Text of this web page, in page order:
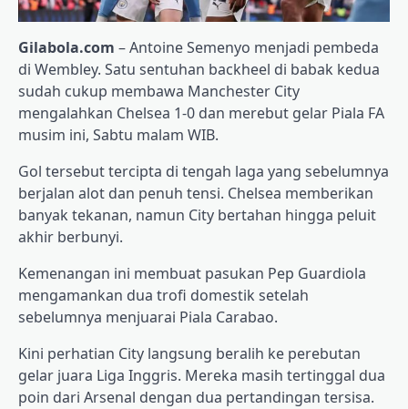
Gilabola.com – Antoine Semenyo menjadi pembeda
di Wembley. Satu sentuhan backheel di babak kedua
sudah cukup membawa Manchester City
mengalahkan Chelsea 1-0 dan merebut gelar Piala FA
musim ini, Sabtu malam WIB.
Gol tersebut tercipta di tengah laga yang sebelumnya
berjalan alot dan penuh tensi. Chelsea memberikan
banyak tekanan, namun City bertahan hingga peluit
akhir berbunyi.
Kemenangan ini membuat pasukan Pep Guardiola
mengamankan dua trofi domestik setelah
sebelumnya menjuarai Piala Carabao.
Kini perhatian City langsung beralih ke perebutan
gelar juara Liga Inggris. Mereka masih tertinggal dua
poin dari Arsenal dengan dua pertandingan tersisa.